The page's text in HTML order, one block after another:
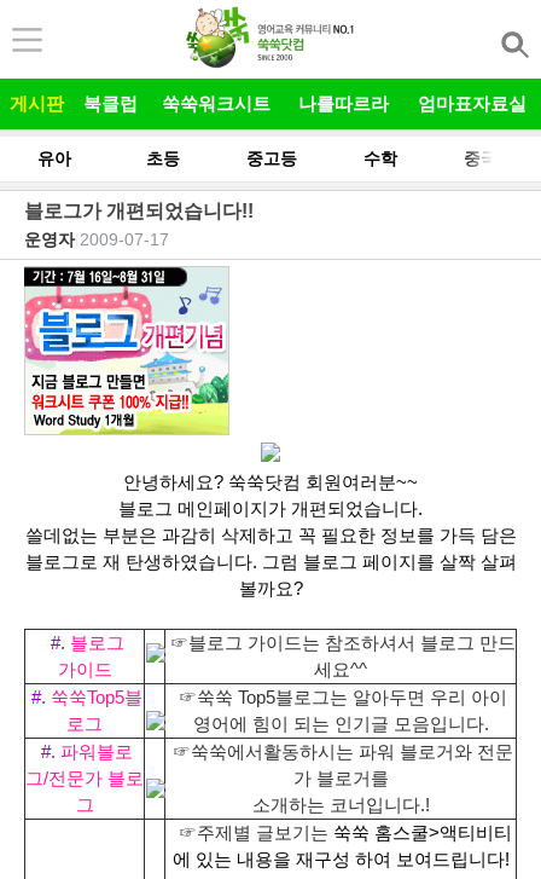
게시판 북클럽 쑥쑥워크시트 나를따르라 엄마표자료실
유아 초등 중고등 수학 중국어
블로그가 개편되었습니다!!
운영자| 2009-07-17
안녕하세요? 쑥쑥닷컴 회원여러분~~
블로그 메인페이지가 개편되었습니다.
쓸데없는 부분은 과감히 삭제하고 꼭 필요한 정보를 가득 담은
블로그로 재 탄생하였습니다. 그럼 블로그 페이지를 살짝 살펴
볼까요?
#. 블로그
가이드
☞블로그 가이드는 참조하셔서 블로그 만드
세요^^
#. 쑥쑥Top5블
로그
☞쑥쑥 Top5블로그는 알아두면 우리 아이
영어에 힘이 되는 인기글 모음입니다.
#. 파워블로
그/전문가 블로
그
☞쑥쑥에서활동하시는 파워 블로거와 전문
가 블로거를
소개하는 코너입니다.!
☞주제별 글보기는 쑥쑥 홈스쿨>액티비티
에 있는 내용을 재구성 하여 보여드립니다!